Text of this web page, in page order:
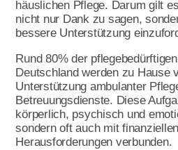
Umwelt- und
Verbandsarbeit
Referat
Über uns
Aktivitäten im
Lotte Lemke
Presse
Publikationen
Themen
Marie macht's
häuslichen Pflege. Darum gilt
nicht nur Dank zu sagen,
bessere Unterstützung
Rund 80% der
Deutschland werden zu Hause
Unterstützung ambulanter
Betreuungsdienste. Diese
körperlich, psychisch und
sondern oft auch mit
Herausforderungen verbunden.